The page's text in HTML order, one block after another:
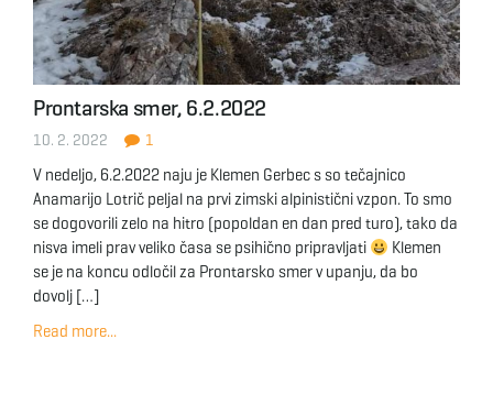
Prontarska smer, 6.2.2022
10. 2. 2022 1
V nedeljo, 6.2.2022 naju je Klemen Gerbec s so tečajnico
Anamarijo Lotrič peljal na prvi zimski alpinistični vzpon. To smo
se dogovorili zelo na hitro (popoldan en dan pred turo), tako da
nisva imeli prav veliko časa se psihično pripravljati
Klemen
se je na koncu odločil za Prontarsko smer v upanju, da bo
dovolj […]
Read more...